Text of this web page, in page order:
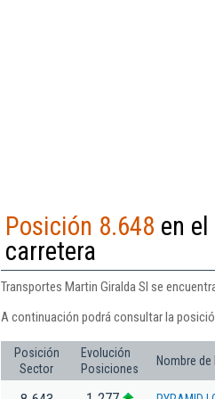
Posición 8.648 en
carretera
Transportes Martin Giralda Sl se
A continuación podrá consultar la
Posición
Sector
Evolución
Posiciones
Nombre de